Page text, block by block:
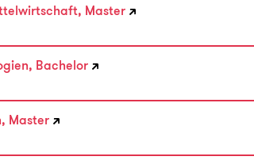
Master
Bachelor
Master